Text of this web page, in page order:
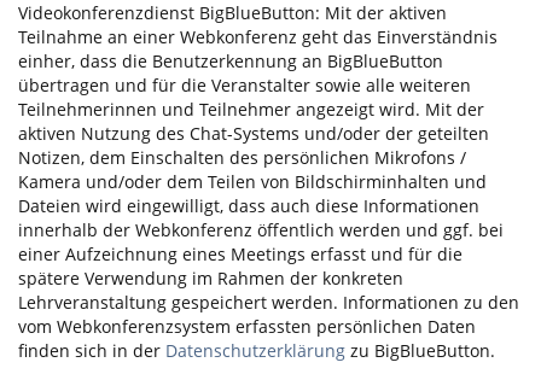
Videokonferenzdienst BigBlueButton: Mit der aktiven
Teilnahme an einer Webkonferenz geht das Einverständnis
einher, dass die Benutzerkennung an BigBlueButton
übertragen und für die Veranstalter sowie alle weiteren
Teilnehmerinnen und Teilnehmer angezeigt wird. Mit der
aktiven Nutzung des Chat-Systems und/oder der geteilten
Notizen, dem Einschalten des persönlichen Mikrofons /
Kamera und/oder dem Teilen von Bildschirminhalten und
Dateien wird eingewilligt, dass auch diese Informationen
innerhalb der Webkonferenz öffentlich werden und ggf. bei
einer Aufzeichnung eines Meetings erfasst und für die
spätere Verwendung im Rahmen der konkreten
Lehrveranstaltung gespeichert werden. Informationen zu den
vom Webkonferenzsystem erfassten persönlichen Daten
finden sich in der Datenschutzerklärung zu BigBlueButton.